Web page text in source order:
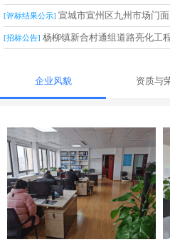
[评标结果公示] 宣城市宣州区九州市场门面
[招标公告] 杨柳镇新合村通组道路亮化工
企业风貌 资质与